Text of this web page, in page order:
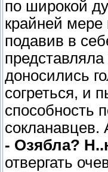
по широкой
крайней мере
подавив в
доносились
согреться, и
способность
сокланавцев.
- Озябла?
отвергать